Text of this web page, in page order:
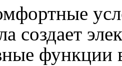
создает
функции